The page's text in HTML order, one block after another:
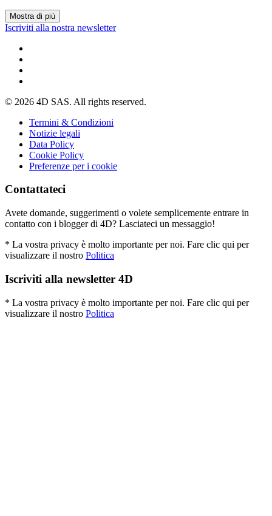
Mostra di più
Iscriviti alla nostra newsletter
© 2026 4D SAS. All rights reserved.
Termini & Condizioni
Notizie legali
Data Policy
Cookie Policy
Preferenze per i cookie
Contattateci
Avete domande, suggerimenti o volete semplicemente entrare in
contatto con i blogger di 4D? Lasciateci un messaggio!
* La vostra privacy è molto importante per noi. Fare clic qui per
visualizzare il nostro Politica
Iscriviti alla newsletter 4D
* La vostra privacy è molto importante per noi. Fare clic qui per
visualizzare il nostro Politica